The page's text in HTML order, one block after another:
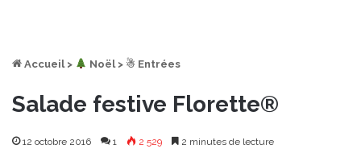
Accueil > ︎ Noël > ☃ Entrées
Salade festive Florette®
12 octobre 2016 1 2 529 2 minutes de lecture